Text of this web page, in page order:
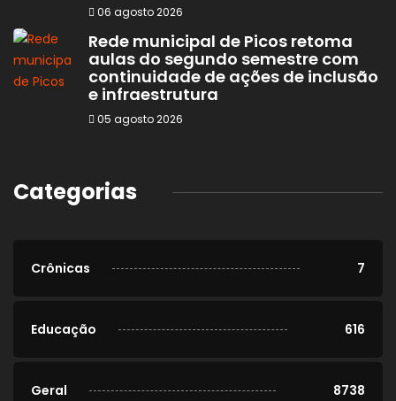
06 agosto 2026
Rede municipal de Picos retoma
aulas do segundo semestre com
continuidade de ações de inclusão
e infraestrutura
05 agosto 2026
Categorias
Crônicas 7
Educação 616
Geral 8738